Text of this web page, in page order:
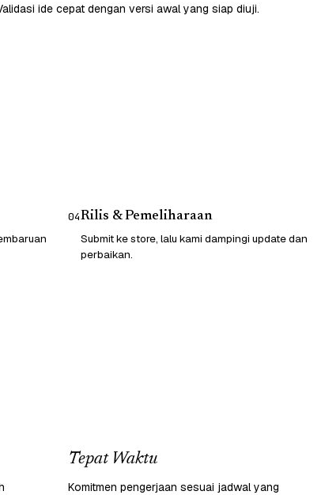
ide cepat dengan versi awal yang siap diuji.
04Rilis & Pemeliharaan
Submit ke store, lalu kami dampingi update dan
perbaikan.
Tepat Waktu
Komitmen pengerjaan sesuai jadwal yang